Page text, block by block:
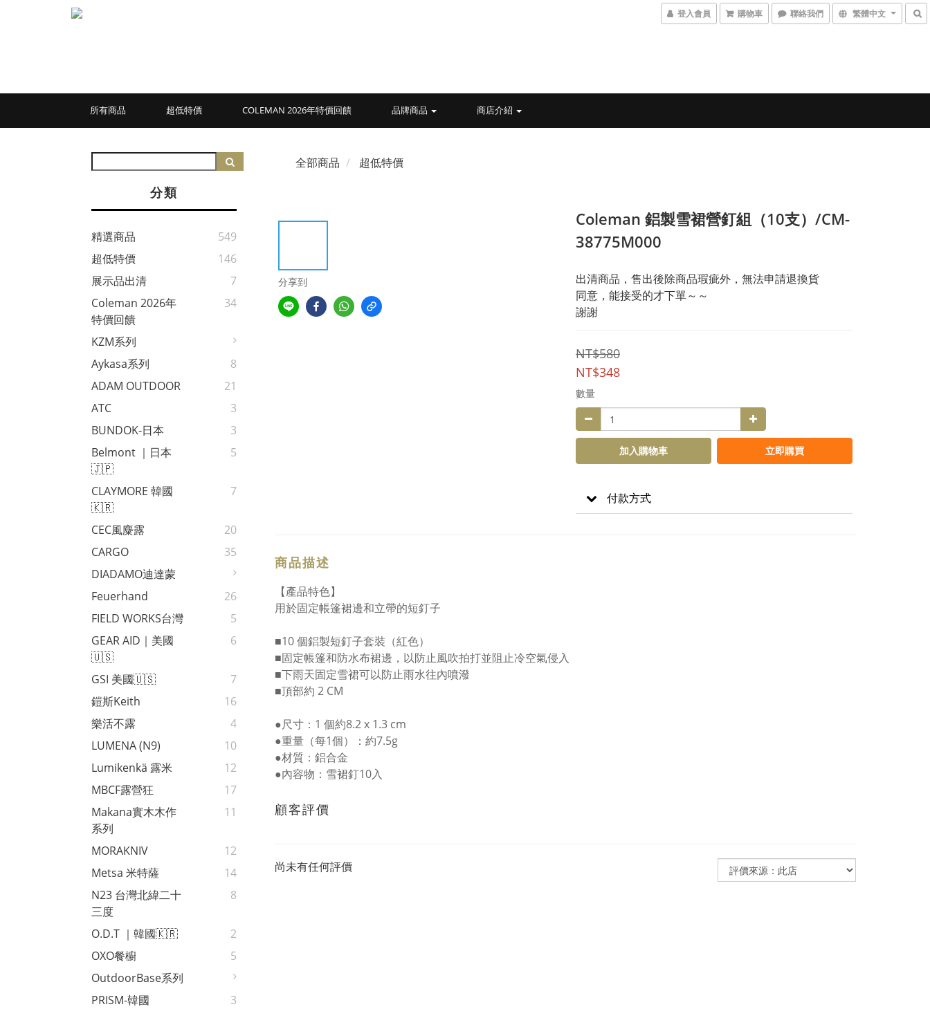
登入會員 購物車 聯絡我們 繁體中文
所有商品 超低特價 COLEMAN 2026年特價回饋 品牌商品 商店介紹
分類
精選商品
549
超低特價
146
展示品出清
7
Coleman 2026年
特價回饋
34
KZM系列
Aykasa系列
8
ADAM OUTDOOR
21
ATC
3
BUNDOK-日本
3
Belmont ｜日本
🇯🇵
5
CLAYMORE 韓國
🇰🇷
7
CEC風麋露
20
CARGO
35
DIADAMO迪達蒙
Feuerhand
26
FIELD WORKS台灣
5
GEAR AID｜美國
🇺🇸
6
GSI 美國🇺🇸
7
鎧斯Keith
16
樂活不露
4
LUMENA (N9)
10
Lumikenkä 露米
12
MBCF露營狂
17
Makana實木木作
系列
11
MORAKNIV
12
Metsa 米特薩
14
N23 台灣北緯二十
三度
8
O.D.T ｜韓國🇰🇷
2
OXO餐櫥
5
OutdoorBase系列
PRISM-韓國
3
全部商品 超低特價
分享到
Coleman 鋁製雪裙營釘組（10支）/CM-
38775M000
出清商品，售出後除商品瑕疵外，無法申請退換貨
同意，能接受的才下單～～
謝謝
NT$580
NT$348
數量
加入購物車 立即購買
付款方式
商品描述
【產品特色】
用於固定帳篷裙邊和立帶的短釘子
■10 個鋁製短釘子套裝（紅色）
■固定帳篷和防水布裙邊，以防止風吹拍打並阻止冷空氣侵入
■下雨天固定雪裙可以防止雨水往內噴潑
■頂部約 2 CM
●尺寸：1 個約8.2 x 1.3 cm
●重量（每1個）：約7.5g
●材質：鋁合金
●內容物：雪裙釘10入
顧客評價
尚未有任何評價